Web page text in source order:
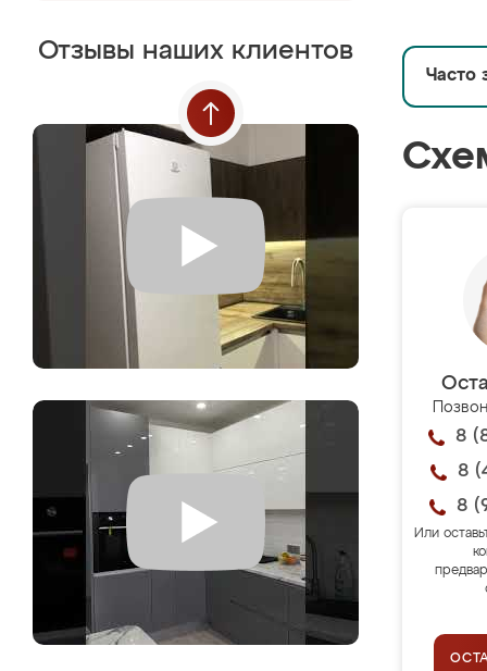
Отзывы наших клиентов
Часто
8
8
8
Или